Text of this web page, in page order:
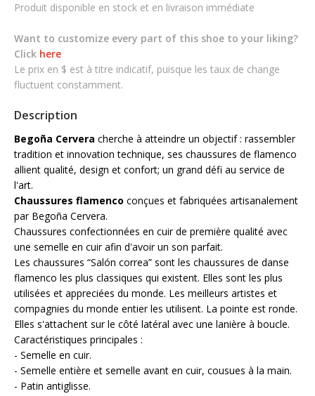
Produit disponible en stock et en livraison immédiate
Want to customize every part of this shoe to your liking?
Click here
Le prix en $ est à titre indicatif, puisque les taux de change
fluctuent constamment.
Description
Begoña Cervera cherche à atteindre un objectif : rassembler
tradition et innovation technique, ses chaussures de flamenco
allient qualité, design et confort; un grand défi au service de
l'art.
Chaussures flamenco conçues et fabriquées artisanalement
par Begoña Cervera.
Chaussures confectionnées en cuir de première qualité avec
une semelle en cuir afin d'avoir un son parfait.
Les chaussures “Salón correa” sont les chaussures de danse
flamenco les plus classiques qui existent. Elles sont les plus
utilisées et appreciées du monde. Les meilleurs artistes et
compagnies du monde entier les utilisent. La pointe est ronde.
Elles s'attachent sur le côté latéral avec une lanière à boucle.
Caractéristiques principales :
- Semelle en cuir.
- Semelle entière et semelle avant en cuir, cousues à la main.
- Patin antiglisse.